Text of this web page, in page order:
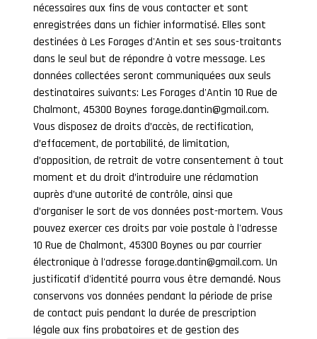
nécessaires aux fins de vous contacter et sont
enregistrées dans un fichier informatisé. Elles sont
destinées à Les Forages d'Antin et ses sous-traitants
dans le seul but de répondre à votre message. Les
données collectées seront communiquées aux seuls
destinataires suivants: Les Forages d'Antin 10 Rue de
Chalmont, 45300 Boynes forage.dantin@gmail.com.
Vous disposez de droits d’accès, de rectification,
d’effacement, de portabilité, de limitation,
d’opposition, de retrait de votre consentement à tout
moment et du droit d’introduire une réclamation
auprès d’une autorité de contrôle, ainsi que
d’organiser le sort de vos données post-mortem. Vous
pouvez exercer ces droits par voie postale à l'adresse
10 Rue de Chalmont, 45300 Boynes ou par courrier
électronique à l'adresse forage.dantin@gmail.com. Un
justificatif d'identité pourra vous être demandé. Nous
conservons vos données pendant la période de prise
de contact puis pendant la durée de prescription
légale aux fins probatoires et de gestion des